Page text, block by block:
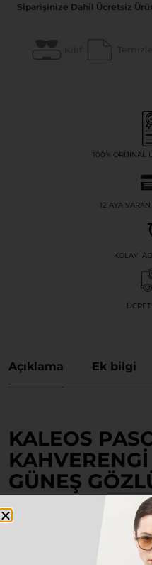
Siparişinize Dahil Ücretsiz
Kılıf
100% ORIJINAL
12 AYA
KOLAY
Açıklama Ek bilgi
KALEOS
GÜNEŞ
Stilini özgün ve
isteyen herkes için
klasik hem de modern